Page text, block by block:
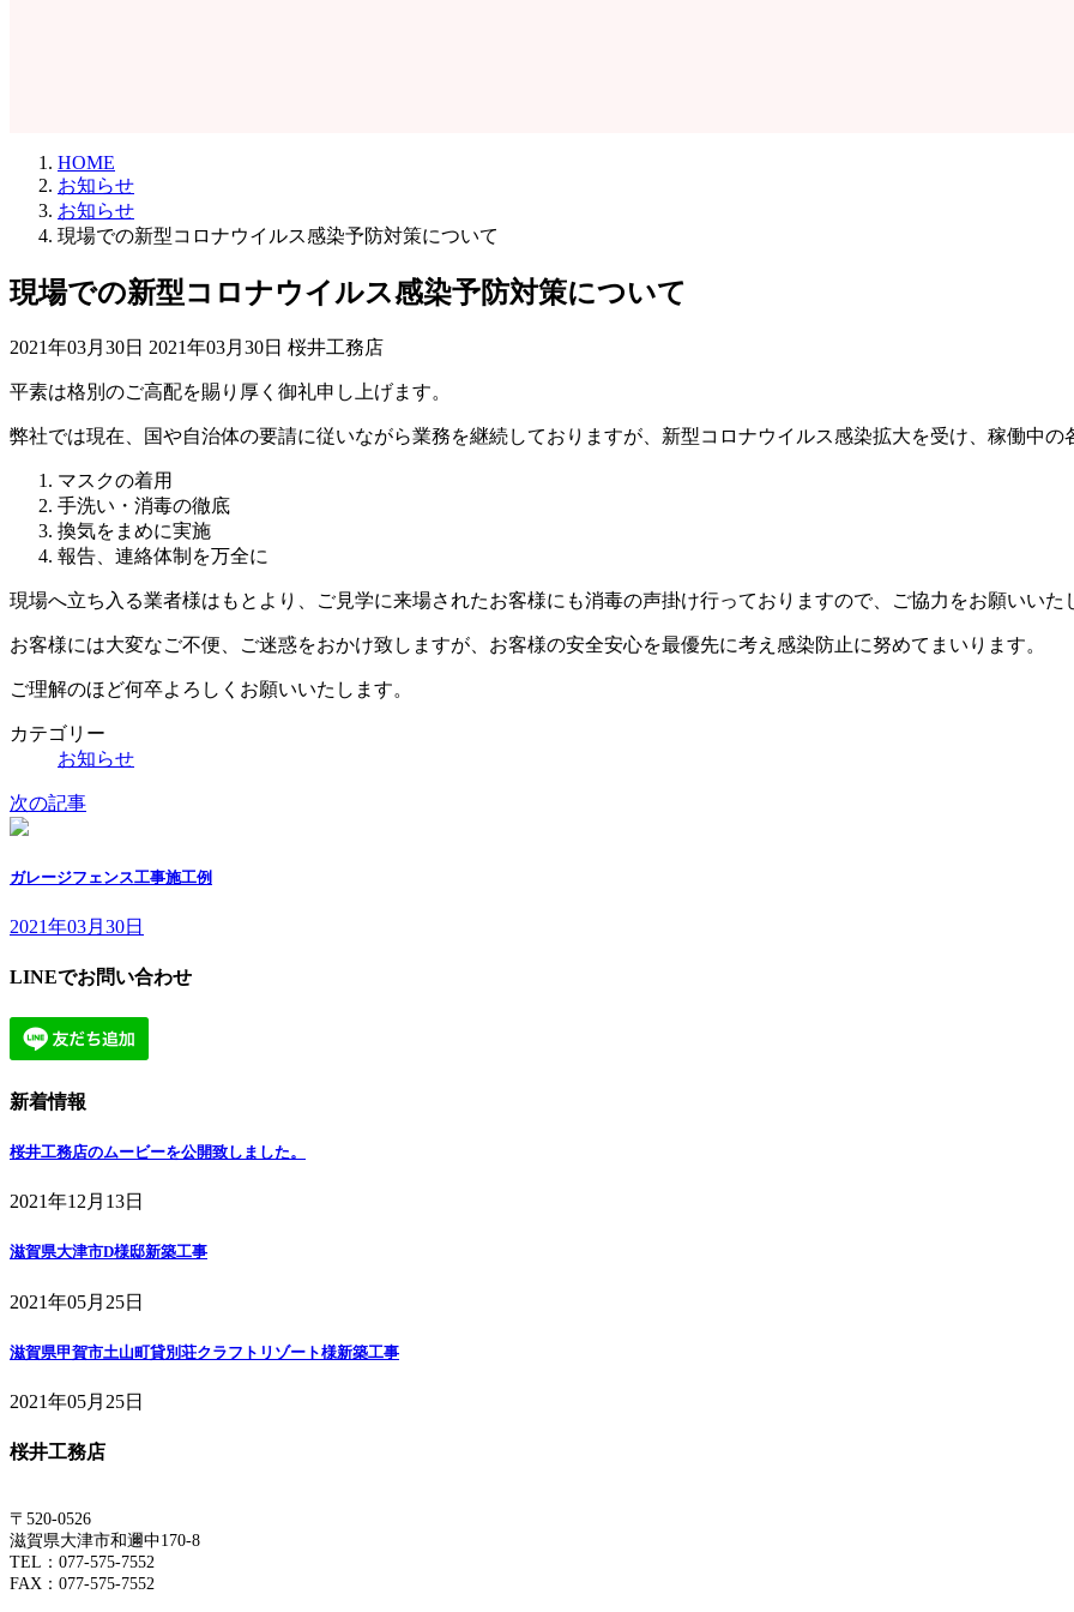
HOME
お知らせ
お知らせ
現場での新型コロナウイルス感染予防対策について
現場での新型コロナウイルス感染予防対策について
2021年03月30日 最
更
日
時
:
2021年03月30日 桜井工務店
平素は格別のご高配を賜り厚く御礼申し上げます。
弊社では現在、国や自治体の要請に従いながら業務を継続しておりますが、新型コロナウイルス感染拡大を受け、稼働中
マスクの着用
手洗い・消毒の徹底
換気をまめに実施
報告、連絡体制を万全に
現場へ立ち入る業者様はもとより、ご見学に来場されたお客様にも消毒の声掛け行っておりますので、ご協力をお願いいた
お客様には大変なご不便、ご迷惑をおかけ致しますが、お客様の安全安心を最優先に考え感染防止に努めてまいります。
ご理解のほど何卒よろしくお願いいたします。
カテゴリー
お知らせ
次の記事
ガレージフェンス工事施工例
2021年03月30日
LINEでお問い合わせ
新着情報
桜井工務店のムービーを公開致しました。
2021年12月13日
滋賀県大津市D様邸新築工事
2021年05月25日
滋賀県甲賀市土山町貸別荘クラフトリゾート様新築工事
2021年05月25日
桜井工務店
〒520-0526
滋賀県大津市和邇中170-8
TEL：077-575-7552
FAX：077-575-7552